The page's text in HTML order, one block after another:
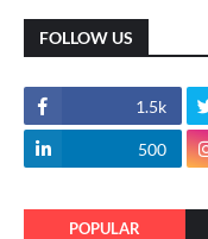
FOLLOW US
1.5k
500
POPULAR